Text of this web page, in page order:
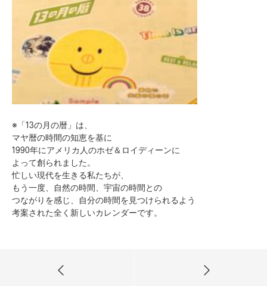
※「13の月の暦」は、
マヤ暦の時間の知恵を基に
1990年にアメリカ人のホゼ＆ロイディーンに
よって創られました。
忙しい現代を生きる私たちが、
もう一度、自然の時間、宇宙の時間との
つながりを感じ、自分の時間を見つけられるよう
考案された全く新しいカレンダーです。